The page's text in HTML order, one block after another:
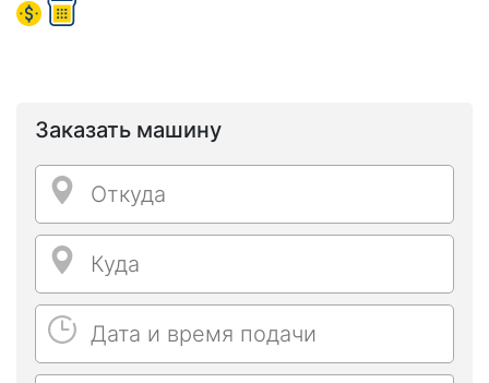
Заказать машину